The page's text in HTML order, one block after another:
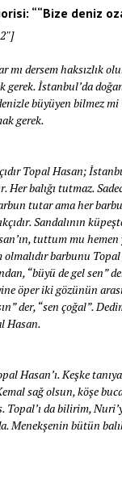
““Bize deniz
mı dersem haksızlık
gerek. İstanbul’da
büyüyen bilmez mi
gerek.
Topal Hasan;
Her balığı tutmaz.
tutar ama her
Sandalının
tuttum mu hemen
barbunu Topal
“büyü de gel sen”
öper iki gözünün
der, “sen çoğal”.
Hasan.
Hasan’ı. Keşke
sağ olsun, köşe
Topal’ı da bilirim,
Menekşenin bütün